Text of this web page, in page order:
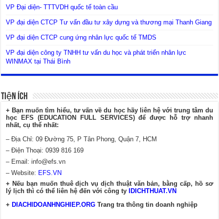
VP Đại diện- TTTVDH quốc tế toàn cầu
VP đại diện CTCP Tư vấn đầu tư xây dựng và thương mại Thanh Giang
VP đại diện CTCP cung ứng nhân lực quốc tế TMDS
VP đại diện công ty TNHH tư vấn du học và phát triển nhân lực
WINMAX tại Thái Bình
Tiện Ích
+ Bạn muốn tìm hiểu, tư vấn về du học hãy liên hệ với trung tâm du
học EFS (EDUCATION FULL SERVICES) để được hỗ trợ nhanh
nhất, cụ thể nhất:
– Địa Chỉ: 09 Đường 75, P Tân Phong, Quận 7, HCM
– Điện Thoại: 0939 816 169
– Email:info@efs.vn
– Website: EFS.VN
+ Nếu bạn muốn thuê dịch vụ dịch thuật văn bản, bằng cấp, hồ sơ
lý lịch thì có thể liên hệ đến với công ty
IDICHTHUAT.VN
+ DIACHIDOANHNGHIEP.ORG Trang tra thông tin doanh nghiệp